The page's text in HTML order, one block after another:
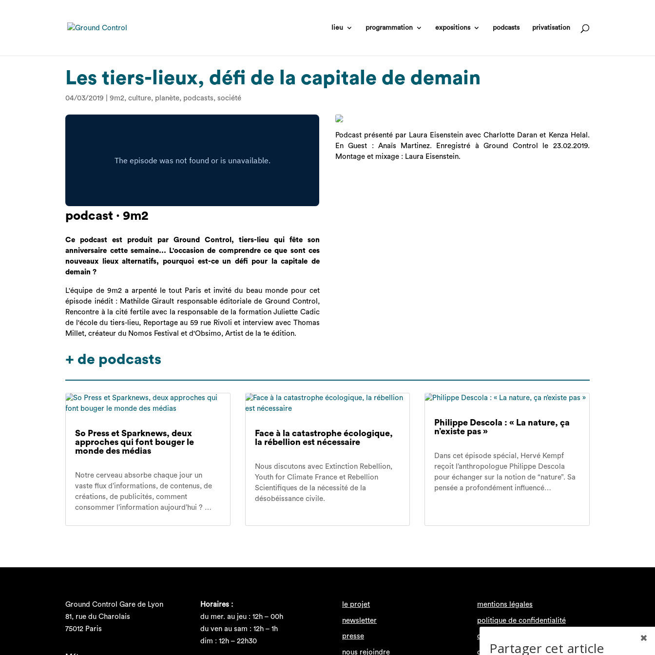
lieu programmation expositions podcasts privatisation
Les tiers-lieux, défi de la capitale de demain
04/03/2019 |9m2,culture, planète, podcasts,société
podcast · 9m2
Ce podcast est produit par Ground Control, tiers-lieu qui fête son
anniversaire cette semaine... L'occasion de comprendre ce que sont ces
nouveaux lieux alternatifs, pourquoi est-ce un défi pour la capitale de
demain ?
L'équipe de 9m2 a arpenté le tout Paris et invité du beau monde pour cet
épisode inédit : Mathilde Girault responsable éditoriale de Ground Control,
Rencontre à la cité fertile avec la responsable de la formation Juliette Cadic
de l'école du tiers-lieu, Reportage au 59 rue Rivoli et interview avec Thomas
Millet, créateur du Nomos Festival et d'Obsimo, Artist de la 1e édition.
Podcast présenté par Laura Eisenstein avec Charlotte Daran et Kenza Helal.
En Guest : Anaïs Martinez. Enregistré à Ground Control le 23.02.2019.
Montage et mixage : Laura Eisenstein.
+ de podcasts
So Press et Sparknews, deux
approches qui font bouger le
monde des médias
Notre cerveau absorbe chaque jour un
vaste flux d’informations, de contenus, de
créations, de publicités, comment
consommer l’information aujourd’hui ? …
Face à la catastrophe écologique,
la rébellion est nécessaire
Nous discutons avec Extinction Rebellion,
Youth for Climate France et Rebellion
Scientifiques de la nécessité de la
désobéissance civile.
Philippe Descola : « La nature, ça
n’existe pas »
Dans cet épisode spécial, Hervé Kempf
reçoit l’anthropologue Philippe Descola
pour échanger sur la notion de “nature”. Sa
pensée a profondément influencé…
Ground Control Gare de Lyon
81, rue du Charolais
75012 Paris
Horaires :
du mer. au jeu : 12h – 00h
du ven au sam : 12h – 1h
dim : 12h – 22h30
le projet
newsletter
presse
nous rejoindre
mentions légales
politique de confidentialité
conditions générales d’utilisation
contactPartager cet article